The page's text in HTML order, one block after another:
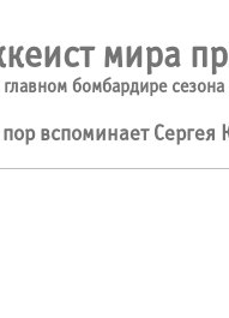
мира
бомбардире
вспоминает Сергея